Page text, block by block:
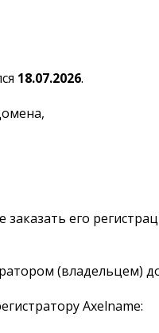
18.07.2026.
его
(владельцем)
Axelname: